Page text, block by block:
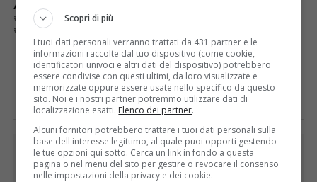
ARGOMENTI CORRELATI:
CENTRALE OPERATIVA CNSAS
SOCCORSO ALPINO
E TU COSA NE PENSI?
PUBBLICITÀ
Scopri di più
I tuoi dati personali verranno trattati da 431 partner e le
informazioni raccolte dal tuo dispositivo (come cookie,
identificatori univoci e altri dati del dispositivo) potrebbero
essere condivise con questi ultimi, da loro visualizzate e
memorizzate oppure essere usate nello specifico da questo
sito. Noi e i nostri partner potremmo utilizzare dati di
localizzazione esatti. Elenco dei partner.
Alcuni fornitori potrebbero trattare i tuoi dati personali sulla
base dell'interesse legittimo, al quale puoi opporti gestendo
le tue opzioni qui sotto. Cerca un link in fondo a questa
pagina o nel menu del sito per gestire o revocare il consenso
nelle impostazioni della privacy e dei cookie.